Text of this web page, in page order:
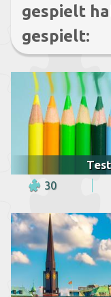
gespielt
gespielt:
30